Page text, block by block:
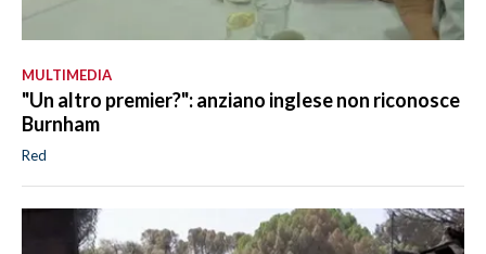
MULTIMEDIA
"Un altro premier?": anziano inglese non riconosce
Burnham
Red